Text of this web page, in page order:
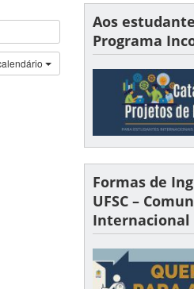
Aos
Programa
Formas de
UFSC –
Internacional